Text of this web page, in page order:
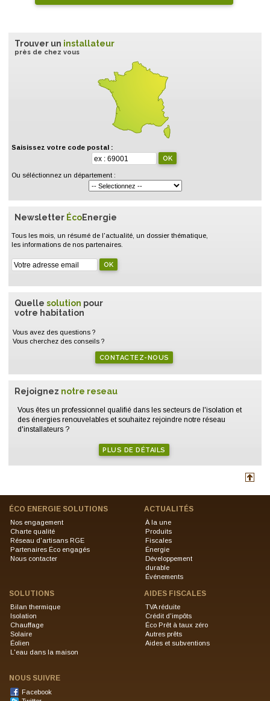
Trouver un installateur
près de chez vous
Saisissez votre code postal :
Ou séléctionnez un département :
Newsletter ÉcoEnergie
Tous les mois, un résumé de l'actualité, un dossier thématique,
les informations de nos partenaires.
Quelle solution pour
votre habitation
Vous avez des questions ?
Vous cherchez des conseils ?
CONTACTEZ-NOUS
Rejoignez notre reseau
Vous êtes un professionnel qualifié dans les secteurs de l'isolation et
des énergies renouvelables et souhaitez rejoindre notre réseau
d'installateurs ?
PLUS DE DÉTAILS
ÉCO ENERGIE SOLUTIONS
Nos engagement
Charte qualité
Réseau d'artisans RGE
Partenaires Éco engagés
Nous contacter
ACTUALITÉS
À la une
Produits
Fiscales
Énergie
Développement
durable
Événements
SOLUTIONS
Bilan thermique
Isolation
Chauffage
Solaire
Éolien
L'eau dans la maison
AIDES FISCALES
TVA réduite
Crédit d'impôts
Éco Prêt à taux zéro
Autres prêts
Aides et subventions
NOUS SUIVRE
Facebook